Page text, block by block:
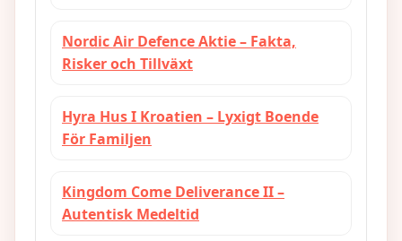
Nordic Air Defence Aktie – Fakta,
Risker och Tillväxt
Hyra Hus I Kroatien – Lyxigt Boende
För Familjen
Kingdom Come Deliverance II –
Autentisk Medeltid